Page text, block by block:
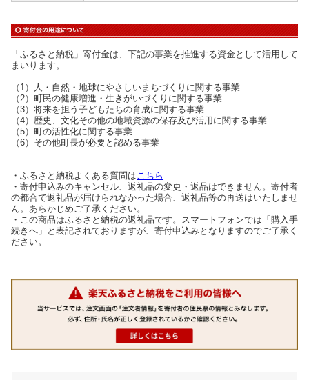
「ふるさと納税」寄付金は、下記の事業を推進する資金として活用して
まいります。
（1）人・自然・地球にやさしいまちづくりに関する事業
（2）町民の健康増進・生きがいづくりに関する事業
（3）将来を担う子どもたちの育成に関する事業
（4）歴史、文化その他の地域資源の保存及び活用に関する事業
（5）町の活性化に関する事業
（6）その他町長が必要と認める事業
・ふるさと納税よくある質問は こちら
・寄付申込みのキャンセル、返礼品の変更・返品はできません。寄付者
の都合で返礼品が届けられなかった場合、返礼品等の再送はいたしませ
ん。あらかじめご了承ください。
・この商品はふるさと納税の返礼品です。スマートフォンでは「購入手
続きへ」と表記されておりますが、寄付申込みとなりますのでご了承く
ださい。